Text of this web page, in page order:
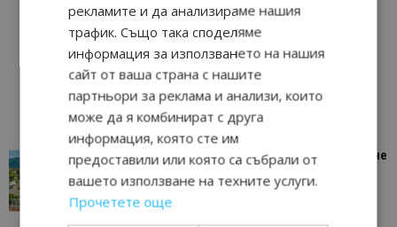
“Пощенска картичка от…”: Петрич – Изживяване
рекламите и да анализираме нашия
трафик. Също така споделяме
информация за използването на нашия
сайт от ваша страна с нашите
партньори за реклама и анализи, които
може да я комбинират с друга
информация, която сте им
предоставили или която са събрали от
вашето използване на техните услуги.
Прочетете още